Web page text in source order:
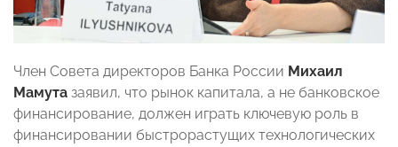
Член Совета директоров Банка России Михаил
Мамута заявил, что рынок капитала, а не банковское
финансирование, должен играть ключевую роль в
финансировании быстрорастущих технологических